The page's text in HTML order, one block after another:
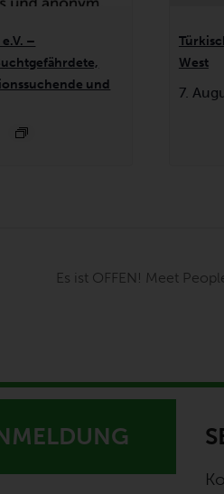
–
und
West
7.
Es ist OFFEN! Meet